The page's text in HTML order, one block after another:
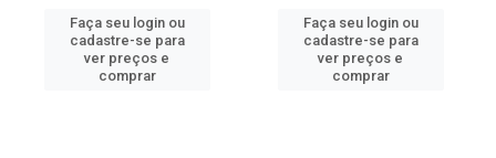
Faça seu login ou
cadastre-se para
ver preços e
comprar
Faça seu login ou
cadastre-se para
ver preços e
comprar